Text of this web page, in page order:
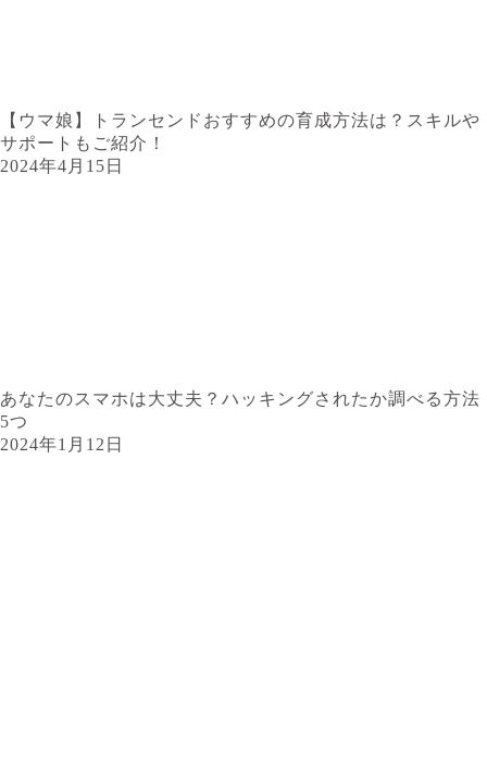
【ウマ娘】トランセンドおすすめの育成方法は？スキルや
サポートもご紹介！
2024年4月15日
あなたのスマホは大丈夫？ハッキングされたか調べる方法
5つ
2024年1月12日